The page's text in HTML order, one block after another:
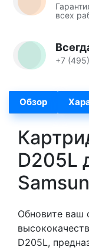
всех
+7
Обзор
D205L
Обновите ваш
D205L,